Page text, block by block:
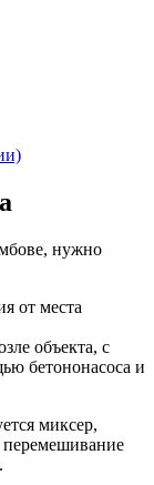
нужно
от места
объекта, с
бетононасоса и
миксер,
перемешивание